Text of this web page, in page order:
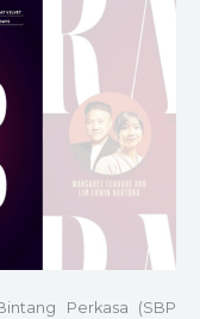
Perkasa (SBP